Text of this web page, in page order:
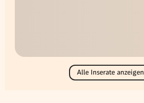
Alle Inserate anzeigen